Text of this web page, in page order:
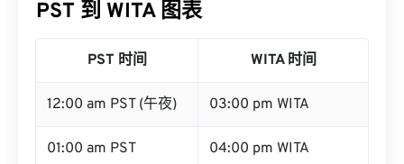
PST 到 WITA 图表
PST 时间 WITA 时间
12:00 am PST (午夜) 03:00 pm WITA
01:00 am PST 04:00 pm WITA